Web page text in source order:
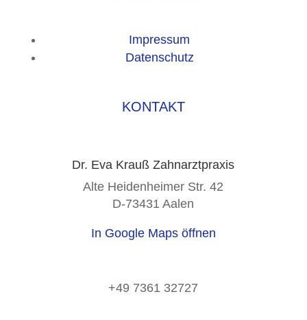
Impressum
Datenschutz
KONTAKT
Dr. Eva Krauß Zahnarztpraxis
Alte Heidenheimer Str. 42
D-73431 Aalen
In Google Maps öffnen
+49 7361 32727